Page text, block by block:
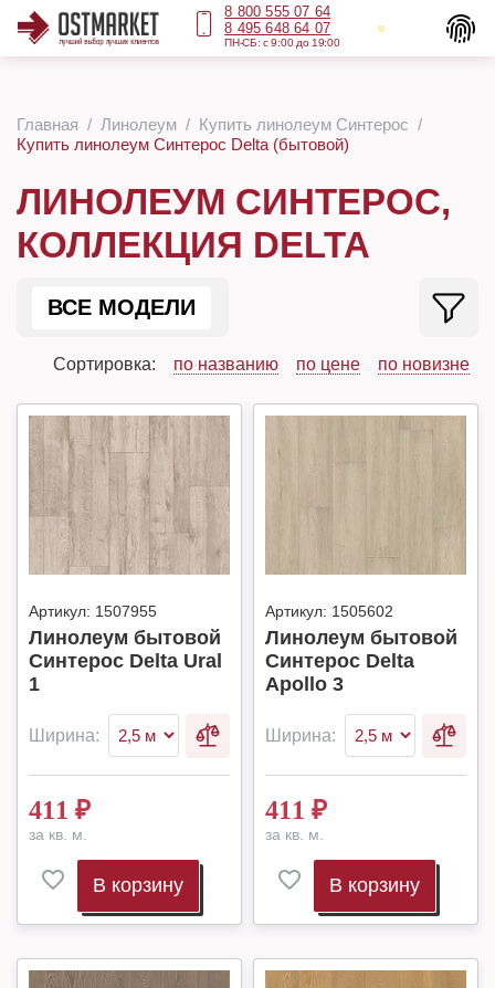
8 800 555 07 64
8 495 648 64 07
ПН-СБ: с 9:00 до 19:00
Главная Линолеум
Купить линолеум Синтерос
Купить линолеум Синтерос Delta (бытовой)
ЛИНОЛЕУМ СИНТЕРОС,
КОЛЛЕКЦИЯ DELTA
ВСЕ МОДЕЛИ
Сортировка: по названию по цене по новизне
Артикул: 1507955
Линолеум бытовой
Синтерос Delta Ural
1
Ширина:
411 ₽
за кв. м.
В корзину
Артикул: 1505602
Линолеум бытовой
Синтерос Delta
Apollo 3
Ширина:
411 ₽
за кв. м.
В корзину